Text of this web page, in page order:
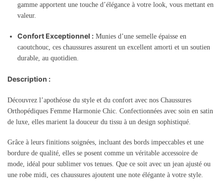
gamme apportent une touche d’élégance à votre look, vous mettant en
valeur.
Confort Exceptionnel : Munies d’une semelle épaisse en
caoutchouc, ces chaussures assurent un excellent amorti et un soutien
durable, au quotidien.
Description :
Découvrez l’apothéose du style et du confort avec nos Chaussures
Orthopédiques Femme Harmonie Chic. Confectionnées avec soin en satin
de luxe, elles marient la douceur du tissu à un design sophistiqué.
Grâce à leurs finitions soignées, incluant des bords impeccables et une
bordure de qualité, elles se posent comme un véritable accessoire de
mode, idéal pour sublimer vos tenues. Que ce soit avec un jean ajusté ou
une robe midi, ces chaussures ajoutent une note élégante à votre style.